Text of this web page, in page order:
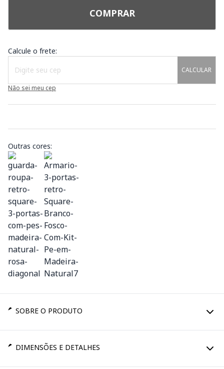
COMPRAR
Calcule o frete:
CALCULAR
Não sei meu cep
Outras cores:
SOBRE O PRODUTO
DIMENSÕES E DETALHES